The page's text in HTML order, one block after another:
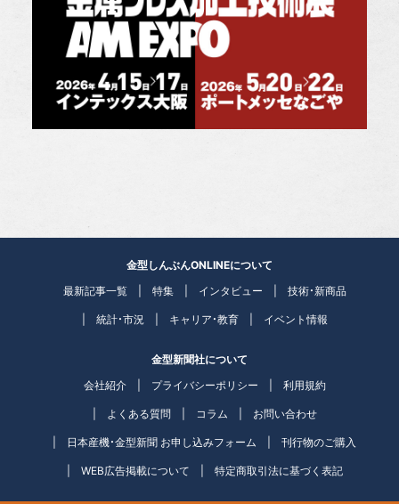
金型しんぶんONLINEについて
最新記事一覧
特集 インタビュー 技術・新商品
統計・市況 キャリア・教育 イベント情報
金型新聞社について
会社紹介
プライバシーポリシー 利用規約
よくある質問 コラム お問い合わせ
日本産機・金型新聞 お申し込みフォーム 刊行物のご購入
WEB広告掲載について 特定商取引法に基づく表記